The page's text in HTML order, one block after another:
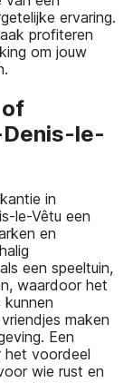
ervaring.
profiteren
om jouw
le-
in
le-Vêtu een
en
een speeltuin,
waardoor het
maken
Een
het voordeel
wie rust en